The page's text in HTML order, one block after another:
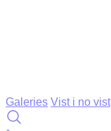
Galeries Vist i no vist